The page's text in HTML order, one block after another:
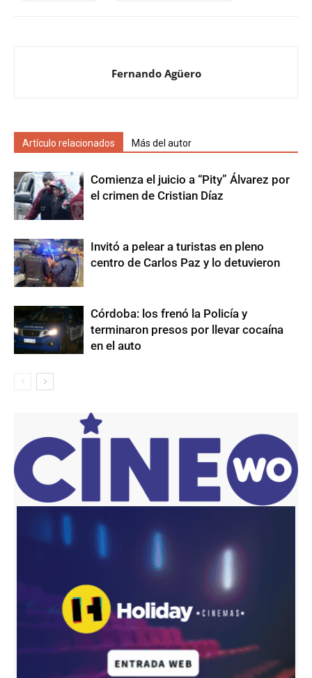
Fernando Agüero
Artículo relacionados Más del autor
Comienza el juicio a “Pity” Álvarez por
el crimen de Cristian Díaz
Invitó a pelear a turistas en pleno
centro de Carlos Paz y lo detuvieron
Córdoba: los frenó la Policía y
terminaron presos por llevar cocaína
en el auto